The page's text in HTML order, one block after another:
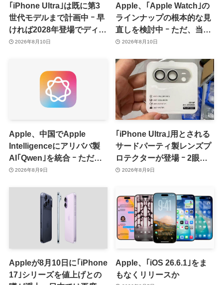
｢iPhone Ultra｣は既に第3
世代モデルまで計画中 ｰ 早
ければ2028年登場でディス
プレイが僅かに大型化
2026年8月10日
Apple、｢Apple Watch｣の
ラインナップの根本的な見
直しを検討中 ｰ ただ、当面
は控えめなアップグレード
2026年8月10日
Apple、中国でApple
Intelligenceにアリババ製
AI｢Qwen｣を統合 ｰ ただ、
ユーザーガイドを公開後に
2026年8月9日
｢iPhone Ultra｣用とされる
サードパーティ製レンズプ
ロテクターが登場 ｰ 2眼カ
メラ搭載や一部本体カラー
2026年8月9日
Appleが8月10日に｢iPhone
17｣シリーズを値上げとの
Apple、｢iOS 26.6.1｣をま
もなくリリースか